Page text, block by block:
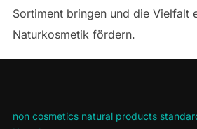
Sortiment bringen und die Vielfalt
Naturkosmetik fördern.
non cosmetics natural products